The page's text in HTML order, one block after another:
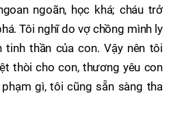
ngoãn, học khá; cháu trở
Tôi nghĩ do vợ chồng mình ly
tinh thần của con. Vậy nên tôi
thòi cho con, thương yêu con
gì, tôi cũng sẵn sàng tha